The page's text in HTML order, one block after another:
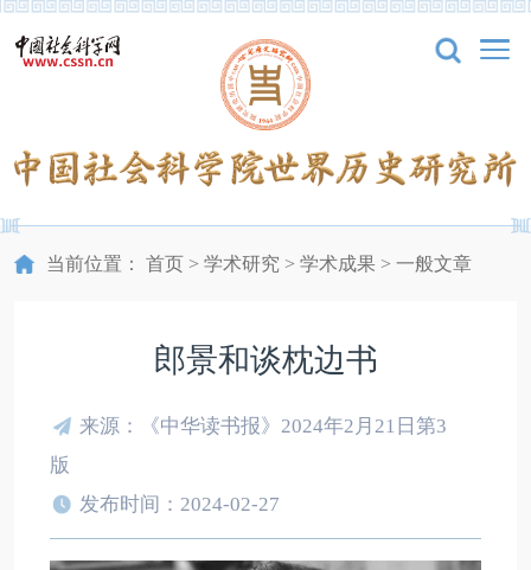
当前位置： 首页> 学术研究 > 学术成果 > 一般文章
郎景和谈枕边书
来源：《中华读书报》2024年2月21日第3
版
发布时间：2024-02-27